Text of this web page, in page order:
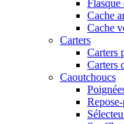
Flasque
Cache
Cache
Carters
Carters
Carters
Caoutchoucs